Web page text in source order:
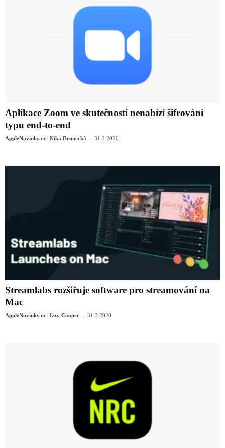
Aplikace Zoom ve skutečnosti nenabízí šifrování
typu end-to-end
AppleNovinky.cz | Nika Drunecká - 31.3.2020
Streamlabs rozšiřuje software pro streamování na
Mac
AppleNovinky.cz | Izzy Cooper - 31.3.2020